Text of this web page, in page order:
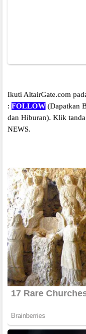
Ikuti AltairGate.com
: FOLLOW (Dapatkan
dan Hiburan). Klik tanda
NEWS.